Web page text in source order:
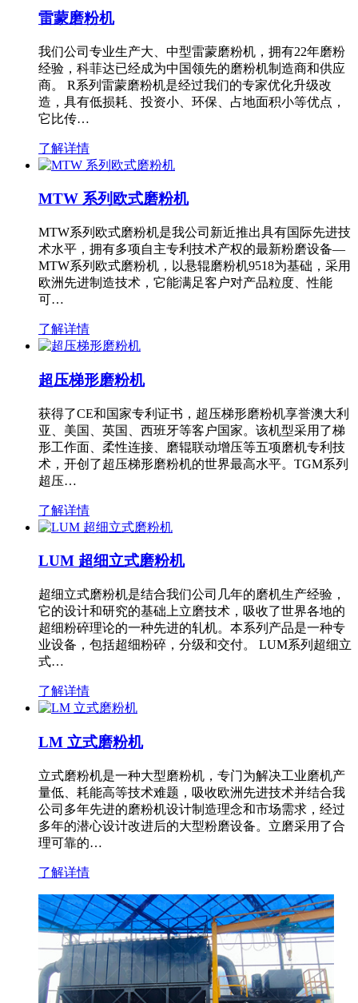
雷蒙磨粉机
我们公司专业生产大、中型雷蒙磨粉机，拥有22年磨粉
经验，科菲达已经成为中国领先的磨粉机制造商和供应
商。 R系列雷蒙磨粉机是经过我们的专家优化升级改
造，具有低损耗、投资小、环保、占地面积小等优点，
它比传…
了解详情
MTW 系列欧式磨粉机
MTW系列欧式磨粉机是我公司新近推出具有国际先进技
术水平，拥有多项自主专利技术产权的最新粉磨设备—
MTW系列欧式磨粉机，以悬辊磨粉机9518为基础，采用
欧洲先进制造技术，它能满足客户对产品粒度、性能
可…
了解详情
超压梯形磨粉机
获得了CE和国家专利证书，超压梯形磨粉机享誉澳大利
亚、美国、英国、西班牙等客户国家。该机型采用了梯
形工作面、柔性连接、磨辊联动增压等五项磨机专利技
术，开创了超压梯形磨粉机的世界最高水平。TGM系列
超压…
了解详情
LUM 超细立式磨粉机
超细立式磨粉机是结合我们公司几年的磨机生产经验，
它的设计和研究的基础上立磨技术，吸收了世界各地的
超细粉碎理论的一种先进的轧机。本系列产品是一种专
业设备，包括超细粉碎，分级和交付。 LUM系列超细立
式…
了解详情
LM 立式磨粉机
立式磨粉机是一种大型磨粉机，专门为解决工业磨机产
量低、耗能高等技术难题，吸收欧洲先进技术并结合我
公司多年先进的磨粉机设计制造理念和市场需求，经过
多年的潜心设计改进后的大型粉磨设备。立磨采用了合
理可靠的…
了解详情